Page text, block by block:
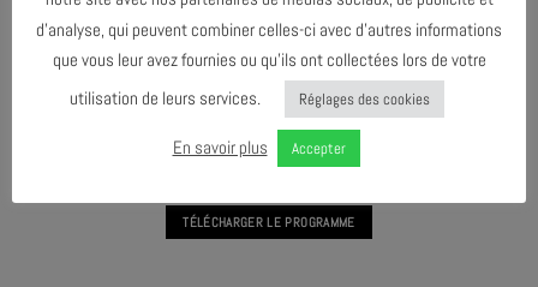
OCTOBRE 2024
AGENDA AU FORMAT
TÉLÉCHARGER LE PROGRAMME
d’analyse, qui peuvent combiner celles-ci avec d’autres informations
que vous leur avez fournies ou qu’ils ont collectées lors de votre
utilisation de leurs services.
Réglages des cookies
En savoir plus Accepter